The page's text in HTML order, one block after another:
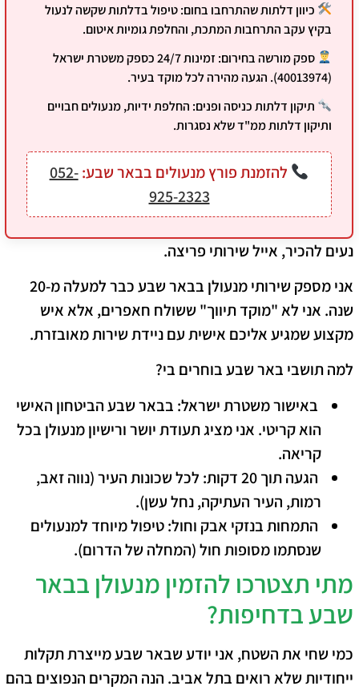
כיוון דלתות שהתרחבו בחום:טיפול בדלתות שקשה לנעול
בקיץ עקב התרחבות המתכת, והחלפת גומיות איטום.
ספק מורשה בחירום:
זמינות 24/7 כספק משטרת ישראל
(40013974). הגעה מהירה לכל מוקד בעיר.
תיקון דלתות כניסה ופנים: החלפת ידיות, מנעולים חבויים
ותיקון דלתות ממ"ד שלא נסגרות.
להזמנת פורץ מנעולים בבאר שבע:052-
925-2323
​נעים להכיר, אייל שירותי פריצה.
אני מספק שירותימנעולן בבאר שבע
כבר למעלה מ-20
שנה. אני לא "מוקד תיווך" ששולח חאפרים, אלא איש
מקצוע שמגיע אליכם אישית עם ניידת שירות מאובזרת.
למה תושבי באר שבע בוחרים בי?
באישור משטרת ישראל: בבאר שבע הביטחון האישי
הוא קריטי. אני מציג תעודת יושר ורישיון מנעולן בכל
קריאה.
הגעה תוך 20 דקות:
לכל שכונות העיר (נווה זאב,
רמות, העיר העתיקה, נחל עשן).
התמחות בנזקי אבק וחול:טיפול מיוחד למנעולים
שנסתמו מסופות חול (המחלה של הדרום).
​מתי תצטרכו להזמין מנעולן בבאר
שבע בדחיפות?
​כמי שחי את השטח, אני יודע שבאר שבע מייצרת תקלות
ייחודיות שלא רואים בתל אביב. הנה המקרים הנפוצים בהם